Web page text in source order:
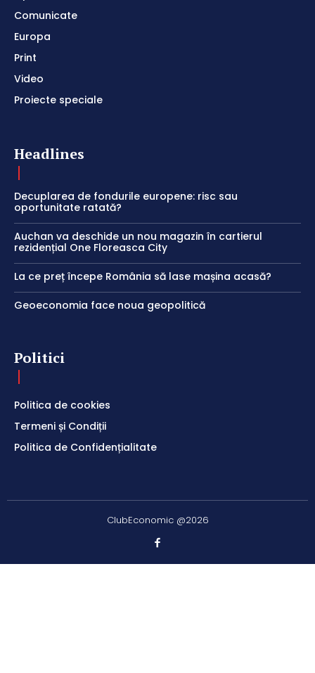
Comunicate
Europa
Print
Video
Proiecte speciale
Headlines
Decuplarea de fondurile europene: risc sau
oportunitate ratată?
Auchan va deschide un nou magazin în cartierul
rezidențial One Floreasca City
La ce preț începe România să lase mașina acasă?
Geoeconomia face noua geopolitică
Politici
Politica de cookies
Termeni și Condiții
Politica de Confidențialitate
ClubEconomic @2026